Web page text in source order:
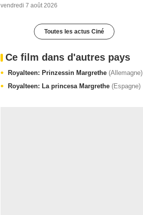
vendredi 7 août 2026
Toutes les actus Ciné
Ce film dans d'autres pays
Royalteen: Prinzessin Margrethe (Allemagne)
Royalteen: La princesa Margrethe (Espagne)